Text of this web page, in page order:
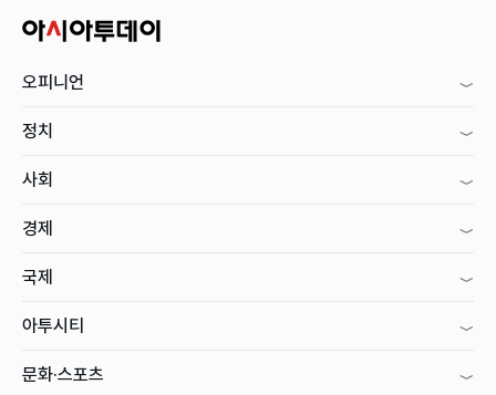
오피니언
정치
사회
경제
국제
아투시티
문화·스포츠